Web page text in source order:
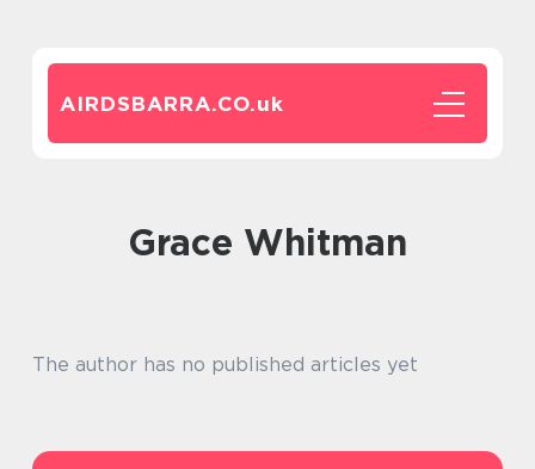
AIRDSBARRA.CO.uk
Grace Whitman
The author has no published articles yet